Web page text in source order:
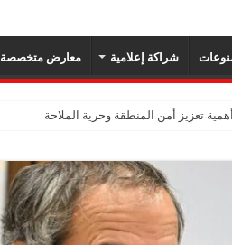
شراكة إعلامية معارض متخصصة
تعزيز أمن المنطقة وحرية الملاحة